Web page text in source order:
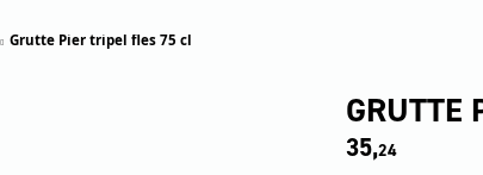
Grutte Pier tripel fles 75 cl
GRUTTE
35,24